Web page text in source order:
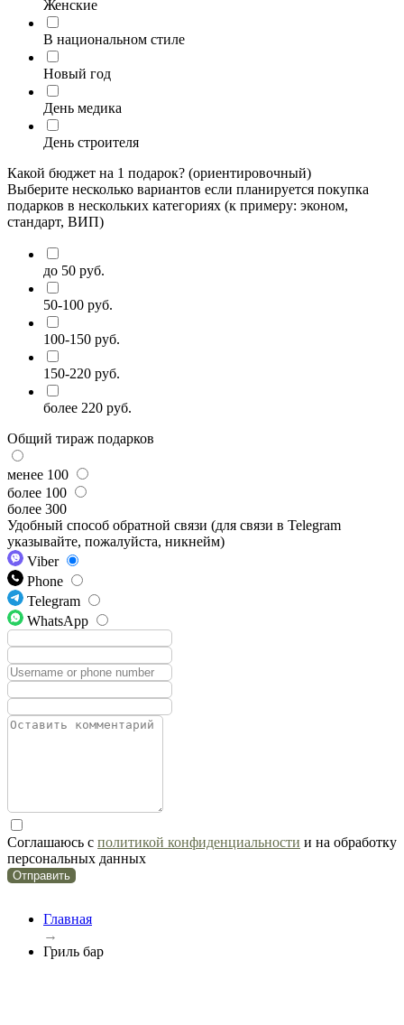
Женские
В национальном стиле
Новый год
День медика
День строителя
Какой бюджет на 1 подарок? (ориентировочный)
Выберите несколько вариантов если планируется покупка
подарков в нескольких категориях (к примеру: эконом,
стандарт, ВИП)
до 50 руб.
50-100 руб.
100-150 руб.
150-220 руб.
более 220 руб.
Общий тираж подарков
менее 100
более 100
более 300
Удобный способ обратной связи (для связи в Telegram
указывайте, пожалуйста, никнейм)
Viber
Phone
Telegram
WhatsApp
Соглашаюсь с политикой конфиденциальности и на обработку
персональных данных
Отправить
Главная
→
Гриль бар